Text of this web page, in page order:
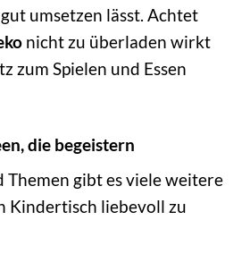
umsetzen lässt. Achtet
nicht zu überladen wirkt
zum Spielen und Essen
die begeistern
Themen gibt es viele weitere
Kindertisch liebevoll zu